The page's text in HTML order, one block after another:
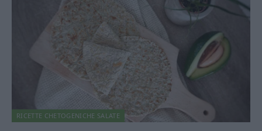
RICETTE CHETOGENICHE SALATE